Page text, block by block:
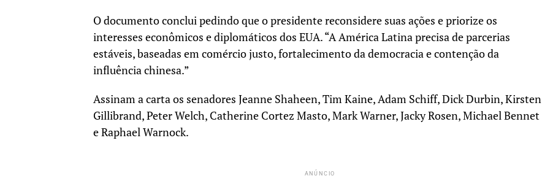
O documento conclui pedindo que o presidente reconsidere suas ações e priorize os
interesses econômicos e diplomáticos dos EUA. “A América Latina precisa de parcerias
estáveis, baseadas em comércio justo, fortalecimento da democracia e contenção da
influência chinesa.”
Assinam a carta os senadores Jeanne Shaheen, Tim Kaine, Adam Schiff, Dick Durbin, Kirsten
Gillibrand, Peter Welch, Catherine Cortez Masto, Mark Warner, Jacky Rosen, Michael Bennet
e Raphael Warnock.
ANÚNCIO